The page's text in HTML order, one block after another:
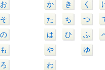
お
そ
の
も
ろ
か き く
た
ち つ
は
ひ ふ
や
ゆ
わ